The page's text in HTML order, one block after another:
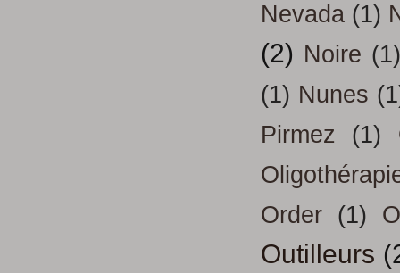
Nevada (1)
(2) Noire
(1) Nunes
Pirmez
(1)
Order (1)
Outilleurs